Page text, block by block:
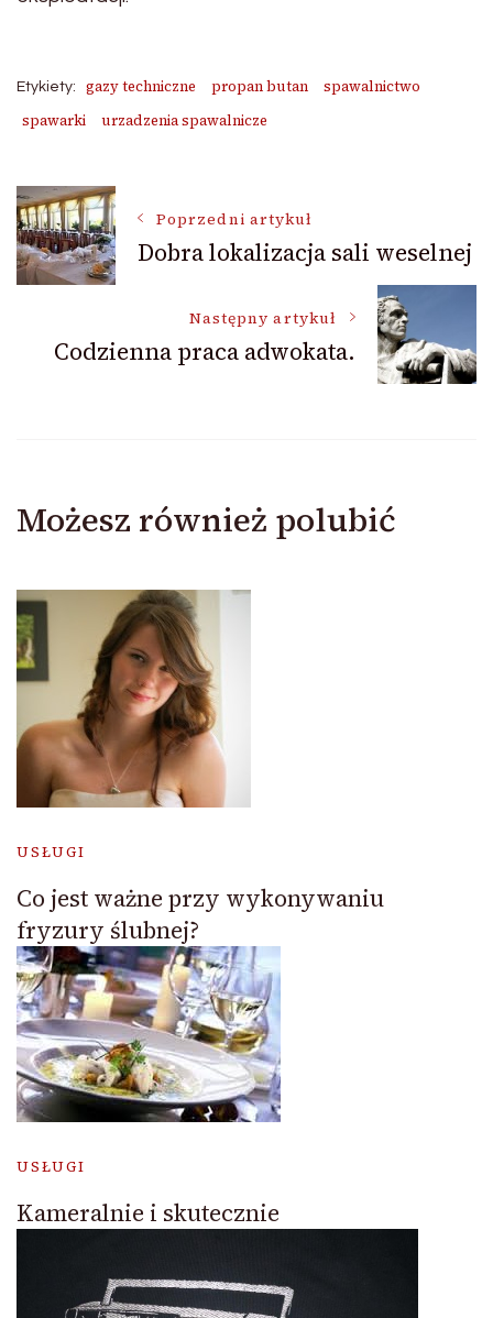
Etykiety: gazy techniczne propan butan
spawalnictwo
spawarki
urzadzenia spawalnicze
Nawigacja
wpisu
Poprzedni artykuł
Dobra lokalizacja sali weselnej
Następny artykuł
Codzienna praca adwokata.
Możesz również polubić
USŁUGI
Co jest ważne przy wykonywaniu
fryzury ślubnej?
USŁUGI
Kameralnie i skutecznie